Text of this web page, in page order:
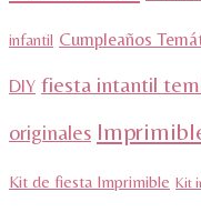
infantil Cumpleaños
DIY fiesta intantil
originales
Kit de fiesta Imprimible Kit